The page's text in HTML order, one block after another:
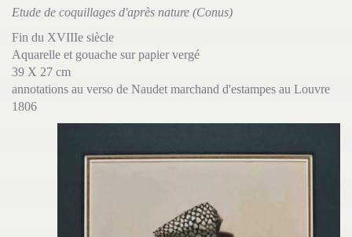
Etude de coquillages d'après nature (Conus)
Fin du XVIIIe siècle
Aquarelle et gouache sur papier vergé
39 X 27 cm
annotations au verso de Naudet marchand d'estampes au Louvre
1806